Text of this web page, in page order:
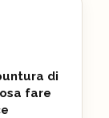
di
fare